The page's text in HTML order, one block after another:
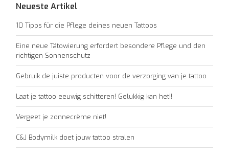
Neueste Artikel
10 Tipps für die Pflege deines neuen Tattoos
Eine neue Tätowierung erfordert besondere Pflege und den
richtigen Sonnenschutz
Gebruik de juiste producten voor de verzorging van je tattoo
Laat je tattoo eeuwig schitteren! Gelukkig kan het!!
Vergeet je zonnecrème niet!
C&J Bodymilk doet jouw tattoo stralen